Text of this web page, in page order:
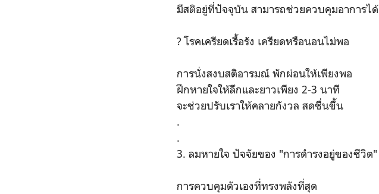
มีสติอยู่ที่ปัจจุบัน สามารถช่วยควบคุมอาการได้
? โรคเครียดเรื้อรัง เครียดหรือนอนไม่พอ
การนั่งสงบสติอารมณ์ พักผ่อนให้เพียงพอ
ฝึกหายใจให้ลึกและยาวเพียง 2-3 นาที
จะช่วยปรับเราให้คลายกังวล สดชื่นขึ้น
.
.
3. ลมหายใจ ปัจจัยของ "การดำรงอยู่ของชีวิต"
การควบคุมตัวเองที่ทรงพลังที่สุด